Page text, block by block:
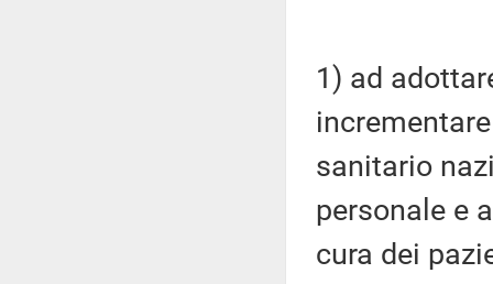
1) ad
sanitario
personale e
cura dei